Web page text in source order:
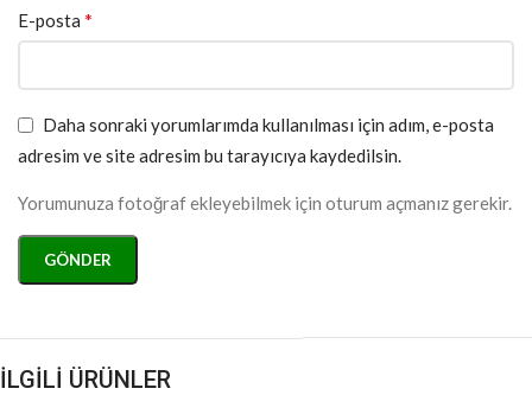
E-posta *
Daha sonraki yorumlarımda kullanılması için adım, e-posta
adresim ve site adresim bu tarayıcıya kaydedilsin.
Yorumunuza fotoğraf ekleyebilmek için oturum açmanız gerekir.
İLGİLİ ÜRÜNLER